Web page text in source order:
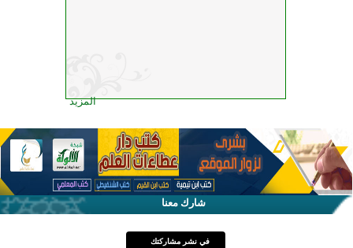
المزيد
شارك معنا
في نشر مشاركتك